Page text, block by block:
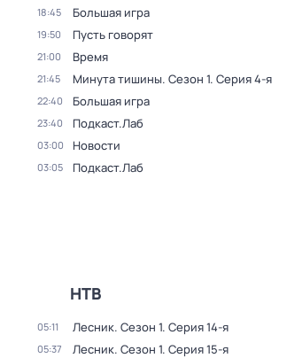
18:45 Большая игра
19:50 Пусть говорят
21:00 Время
21:45 Минута тишины. Сезон 1. Серия 4-я
22:40 Большая игра
23:40 Подкаст.Лаб
03:00 Новости
03:05 Подкаст.Лаб
НТВ
05:11 Лесник. Сезон 1. Серия 14-я
05:37 Лесник. Сезон 1. Серия 15-я